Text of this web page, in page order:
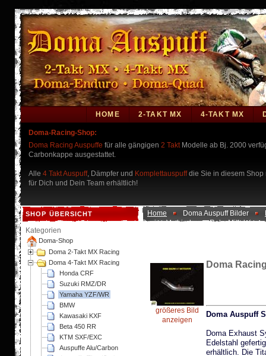
HOME 2-TAKT MX 4-TAKT MX
Doma-Racing-Shop:
Doma Racing Auspuffe für alle gängigen 2 TaktModelle ab Bj. 2000
Carbonkappe ausgestattet.
Alle 4 Takt Auspuff, Dämpfer und Komplettauspuffdie Sie in diesem Shop
für Dich und Dein Team erhältlich!
SHOP ÜBERSICHT
Kategorien
Doma-Shop
Doma 2-Takt MX Racing
Doma 4-Takt MX Racing
Honda CRF
Suzuki RMZ/DR
Yamaha YZF/WR
BMW
Kawasaki KXF
Beta 450 RR
KTM SXF/EXC
Auspuffe Alu/Carbon
Home Doma Auspuff Bilder
Racing Verbindungs-Rohr-Mittelpipe
größeres Bild
anzeigen
Doma
Doma Auspuff
Doma Exhaust
Edelstahl
erhältlich. Die